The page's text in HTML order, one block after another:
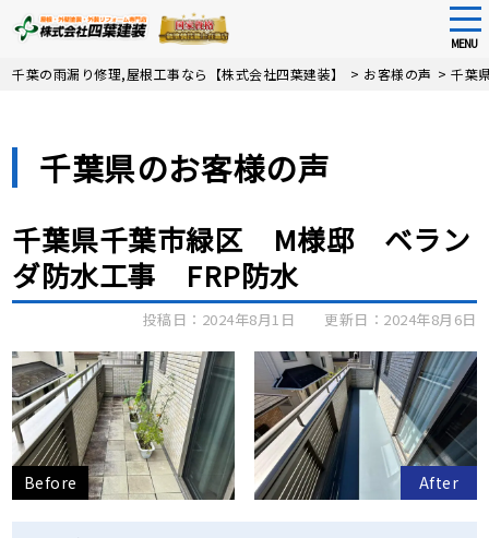
Skip
MENU
千葉の雨漏り修理,屋根工事なら【株式会社四葉建装】 > お客様の声 >千葉
千葉県のお客様の声
千葉県千葉市緑区 M様邸 ベラン
ダ防水工事 FRP防水
投稿日：2024年8月1日 更新日：2024年8月6日
Before After